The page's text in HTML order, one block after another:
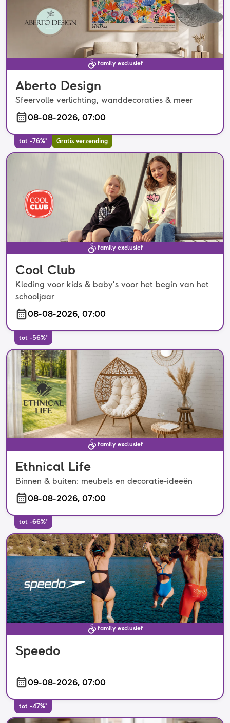
family exclusief
Aberto Design
Sfeervolle verlichting, wanddecoraties & meer
08-08-2026, 07:00
tot -76%* Gratis verzending
family exclusief
Cool Club
Kleding voor kids & baby’s voor het begin van het
schooljaar
08-08-2026, 07:00
tot -56%*
family exclusief
Ethnical Life
Binnen & buiten: meubels en decoratie-ideeën
08-08-2026, 07:00
tot -66%*
family exclusief
Speedo
09-08-2026, 07:00
tot -47%*